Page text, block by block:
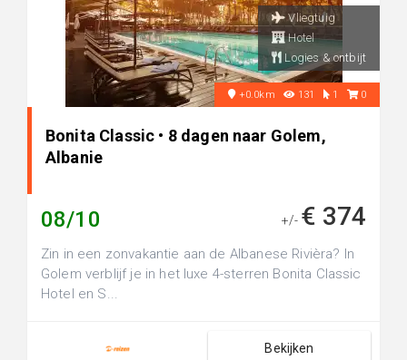
Vliegtuig
Hotel
Logies & ontbijt
+0.0km 131 1 0
Bonita Classic • 8 dagen naar Golem,
Albanie
08/10 +/- € 374
Zin in een zonvakantie aan de Albanese Rivièra? In
Golem verblijf je in het luxe 4-sterren Bonita Classic
Hotel en S...
Bekijken